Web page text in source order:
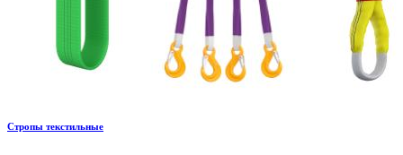
Стропы текстильные